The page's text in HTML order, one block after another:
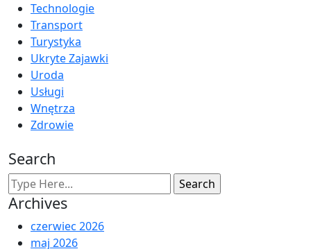
Technologie
Transport
Turystyka
Ukryte Zajawki
Uroda
Usługi
Wnętrza
Zdrowie
Search
Archives
czerwiec 2026
maj 2026